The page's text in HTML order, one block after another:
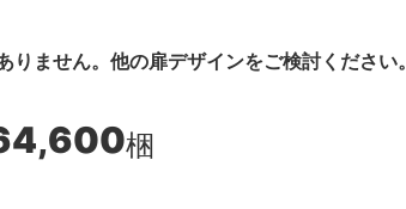
りません。他の扉デザインをご検討ください。
梱